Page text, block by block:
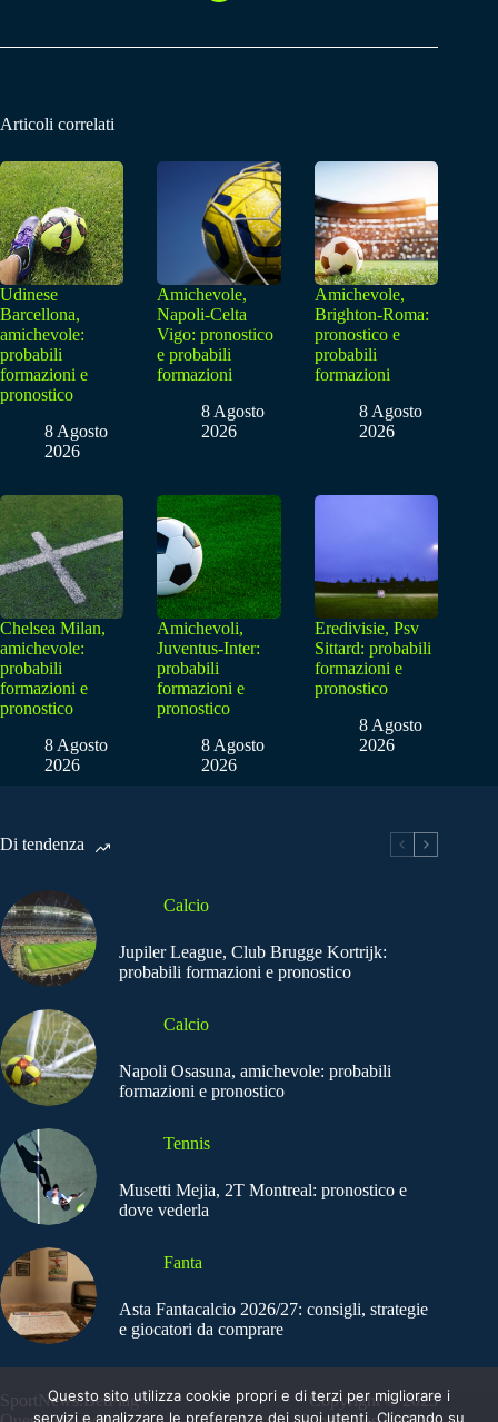
Articoli correlati
Udinese
Barcellona,
amichevole:
probabili
formazioni e
pronostico
8 Agosto
2026
Amichevole,
Napoli-Celta
Vigo: pronostico
e probabili
formazioni
8 Agosto
2026
Amichevole,
Brighton-Roma:
pronostico e
probabili
formazioni
8 Agosto
2026
Chelsea Milan,
amichevole:
probabili
formazioni e
pronostico
8 Agosto
2026
Amichevoli,
Juventus-Inter:
probabili
formazioni e
pronostico
8 Agosto
2026
Eredivisie, Psv
Sittard: probabili
formazioni e
pronostico
8 Agosto
2026
Di tendenza
Calcio
Jupiler League, Club Brugge Kortrijk:
probabili formazioni e pronostico
Calcio
Napoli Osasuna, amichevole: probabili
formazioni e pronostico
Tennis
Musetti Mejia, 2T Montreal: pronostico e
dove vederla
Fanta
Asta Fantacalcio 2026/27: consigli, strategie
e giocatori da comprare
SportNews.BetFlag -
Copyright © 2025
Questo sito utilizza cookie propri e di terzi per migliorare i
servizi e analizzare le preferenze dei suoi utenti. Cliccando su